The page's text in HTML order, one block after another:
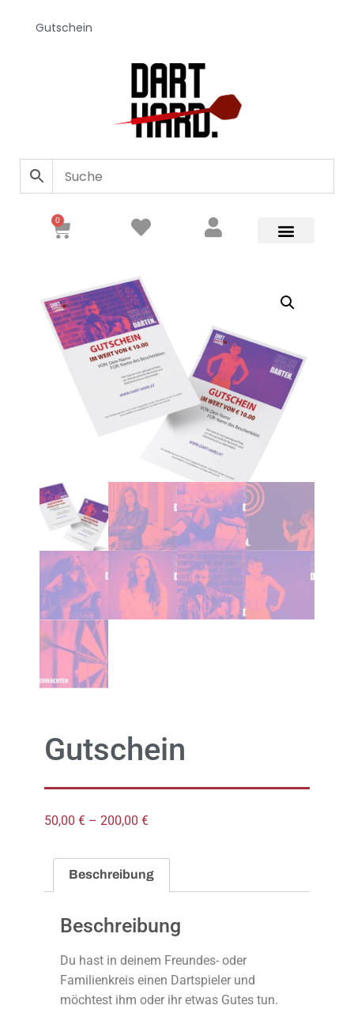
Gutschein
0
Gutschein
50,00 € – 200,00 €
Beschreibung
Beschreibung
Du hast in deinem Freundes- oder
Familienkreis einen Dartspieler und
möchtest ihm oder ihr etwas Gutes tun.